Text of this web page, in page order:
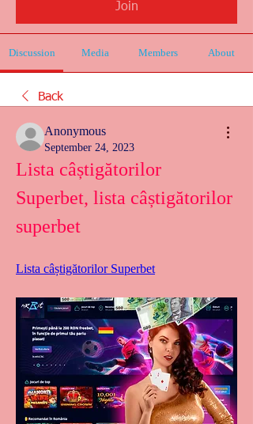
Join
Discussion Media Members About
Back
Anonymous
September 24, 2023
Lista câștigătorilor
Superbet, lista câștigătorilor
superbet
Lista câștigătorilor Superbet